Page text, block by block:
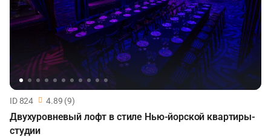
ID 824 4.89 (9)
Двухуровневый лофт в стиле Нью-йорской квартиры-
студии